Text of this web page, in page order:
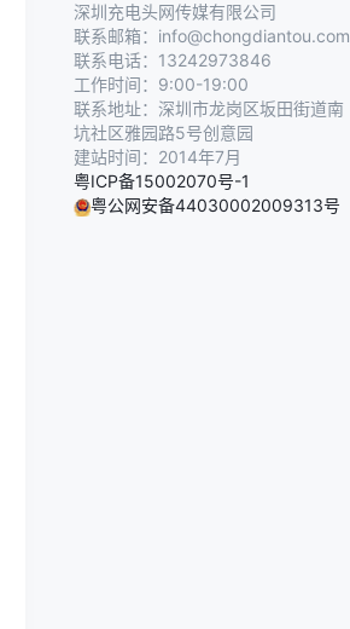
深圳充电头网传媒有限公司
联系邮箱：info@chongdiantou.com
联系电话：13242973846
工作时间：9:00-19:00
联系地址：深圳市龙岗区坂田街道南
坑社区雅园路5号创意园
建站时间：2014年7月
粤ICP备15002070号-1
粤公网安备44030002009313号